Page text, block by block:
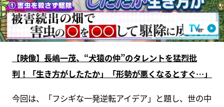
【映像】長嶋一茂、“犬猿の仲”のタレントを猛烈批
判！「生き方がしたたか」「形勢が悪くなるとすぐ…」
今回は、「フシギな一発逆転アイデア」と題し、世の中